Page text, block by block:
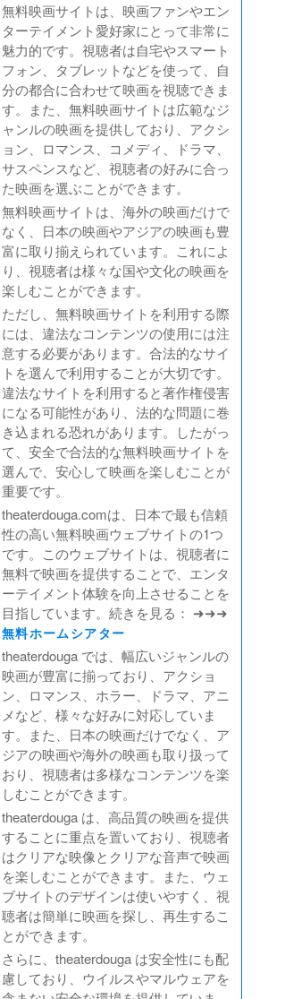
無料映画サイトは、映画ファンやエン
ターテイメント愛好家にとって非常に
魅力的です。視聴者は自宅やスマート
フォン、タブレットなどを使って、自
分の都合に合わせて映画を視聴できま
す。また、無料映画サイトは広範なジ
ャンルの映画を提供しており、アクシ
ョン、ロマンス、コメディ、ドラマ、
サスペンスなど、視聴者の好みに合っ
た映画を選ぶことができます。
無料映画サイトは、海外の映画だけで
なく、日本の映画やアジアの映画も豊
富に取り揃えられています。これによ
り、視聴者は様々な国や文化の映画を
楽しむことができます。
ただし、無料映画サイトを利用する際
には、違法なコンテンツの使用には注
意する必要があります。合法的なサイ
トを選んで利用することが大切です。
違法なサイトを利用すると著作権侵害
になる可能性があり、法的な問題に巻
き込まれる恐れがあります。したがっ
て、安全で合法的な無料映画サイトを
選んで、安心して映画を楽しむことが
重要です。
theaterdouga.comは、日本で最も信頼
性の高い無料映画ウェブサイトの1つ
です。このウェブサイトは、視聴者に
無料で映画を提供することで、エンタ
ーテイメント体験を向上させることを
目指しています。続きを見る： ➜➜➜
無料ホームシアター
theaterdouga では、幅広いジャンルの
映画が豊富に揃っており、アクショ
ン、ロマンス、ホラー、ドラマ、アニ
メなど、様々な好みに対応していま
す。また、日本の映画だけでなく、ア
ジアの映画や海外の映画も取り扱って
おり、視聴者は多様なコンテンツを楽
しむことができます。
theaterdouga は、高品質の映画を提供
することに重点を置いており、視聴者
はクリアな映像とクリアな音声で映画
を楽しむことができます。また、ウェ
ブサイトのデザインは使いやすく、視
聴者は簡単に映画を探し、再生するこ
とができます。
さらに、theaterdouga は安全性にも配
慮しており、ウイルスやマルウェアを